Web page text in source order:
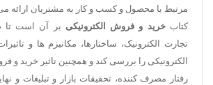
مرتبط با محصول و کسب و کار به مشتریان ارائه
کتابخرید و فروش الکترونیکی بر آن است
تجارت الکترونیک، ساختارها، مکانیزم ها و
الکترونیکی را بررسی کند و همچنین تاثیر خرید و
رفتار مصرف کننده، تحقیقات بازار و تبلیغات و